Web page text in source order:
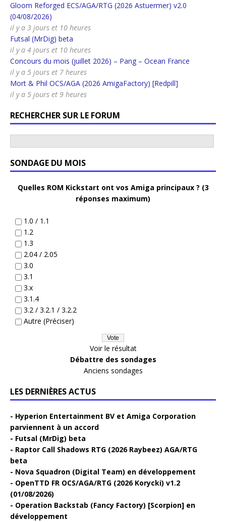
Gloom Reforged ECS/AGA/RTG (2026 Astuermer) v2.0
(04/08/2026)
il y a 3 jours et 10 heures
Futsal (MrDig) beta
il y a 4 jours et 10 heures
Concours du mois (juillet 2026) – Pang – Ocean France
il y a 5 jours et 7 heures
Mort & Phil OCS/AGA (2026 AmigaFactory) [Redpill]
il y a 5 jours et 9 heures
RECHERCHER SUR LE FORUM
SONDAGE DU MOIS
Quelles ROM Kickstart ont vos Amiga principaux ? (3
réponses maximum)
1.0 / 1.1
1.2
1.3
2.04 / 2.05
3.0
3.1
3.x
3.1.4
3.2 / 3.2.1 / 3.2.2
Autre (Préciser)
Voir le résultat
Débattre des sondages
Anciens sondages
LES DERNIÈRES ACTUS
Hyperion Entertainment BV et Amiga Corporation
parviennent à un accord
Futsal (MrDig) beta
Raptor Call Shadows RTG (2026 Raybeez) AGA/RTG
beta
Nova Squadron (Digital Team) en développement
OpenTTD FR OCS/AGA/RTG (2026 Korycki) v1.2
(01/08/2026)
Operation Backstab (Fancy Factory) [Scorpion] en
développement